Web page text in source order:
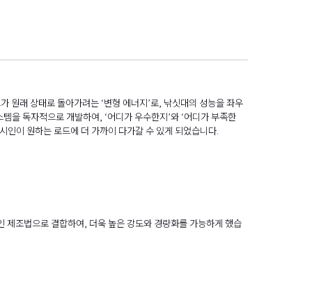
원래 상태로 돌아가려는 ‘변형 에너지’로, 낚싯대의 성능을 좌우
을 독자적으로 개발하여, ‘어디가 우수한지’와 ‘어디가 부족한
인이 원하는 로드에 더 가까이 다가갈 수 있게 되었습니다.
조법으로 결합하여, 더욱 높은 강도와 경량화를 가능하게 했습